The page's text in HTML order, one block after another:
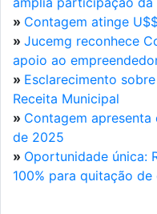
» Contagem atinge
» Jucemg reconhece
apoio ao
» Esclarecimento
Receita Municipal
» Contagem
de 2025
» Oportunidade única:
100% para quitação de